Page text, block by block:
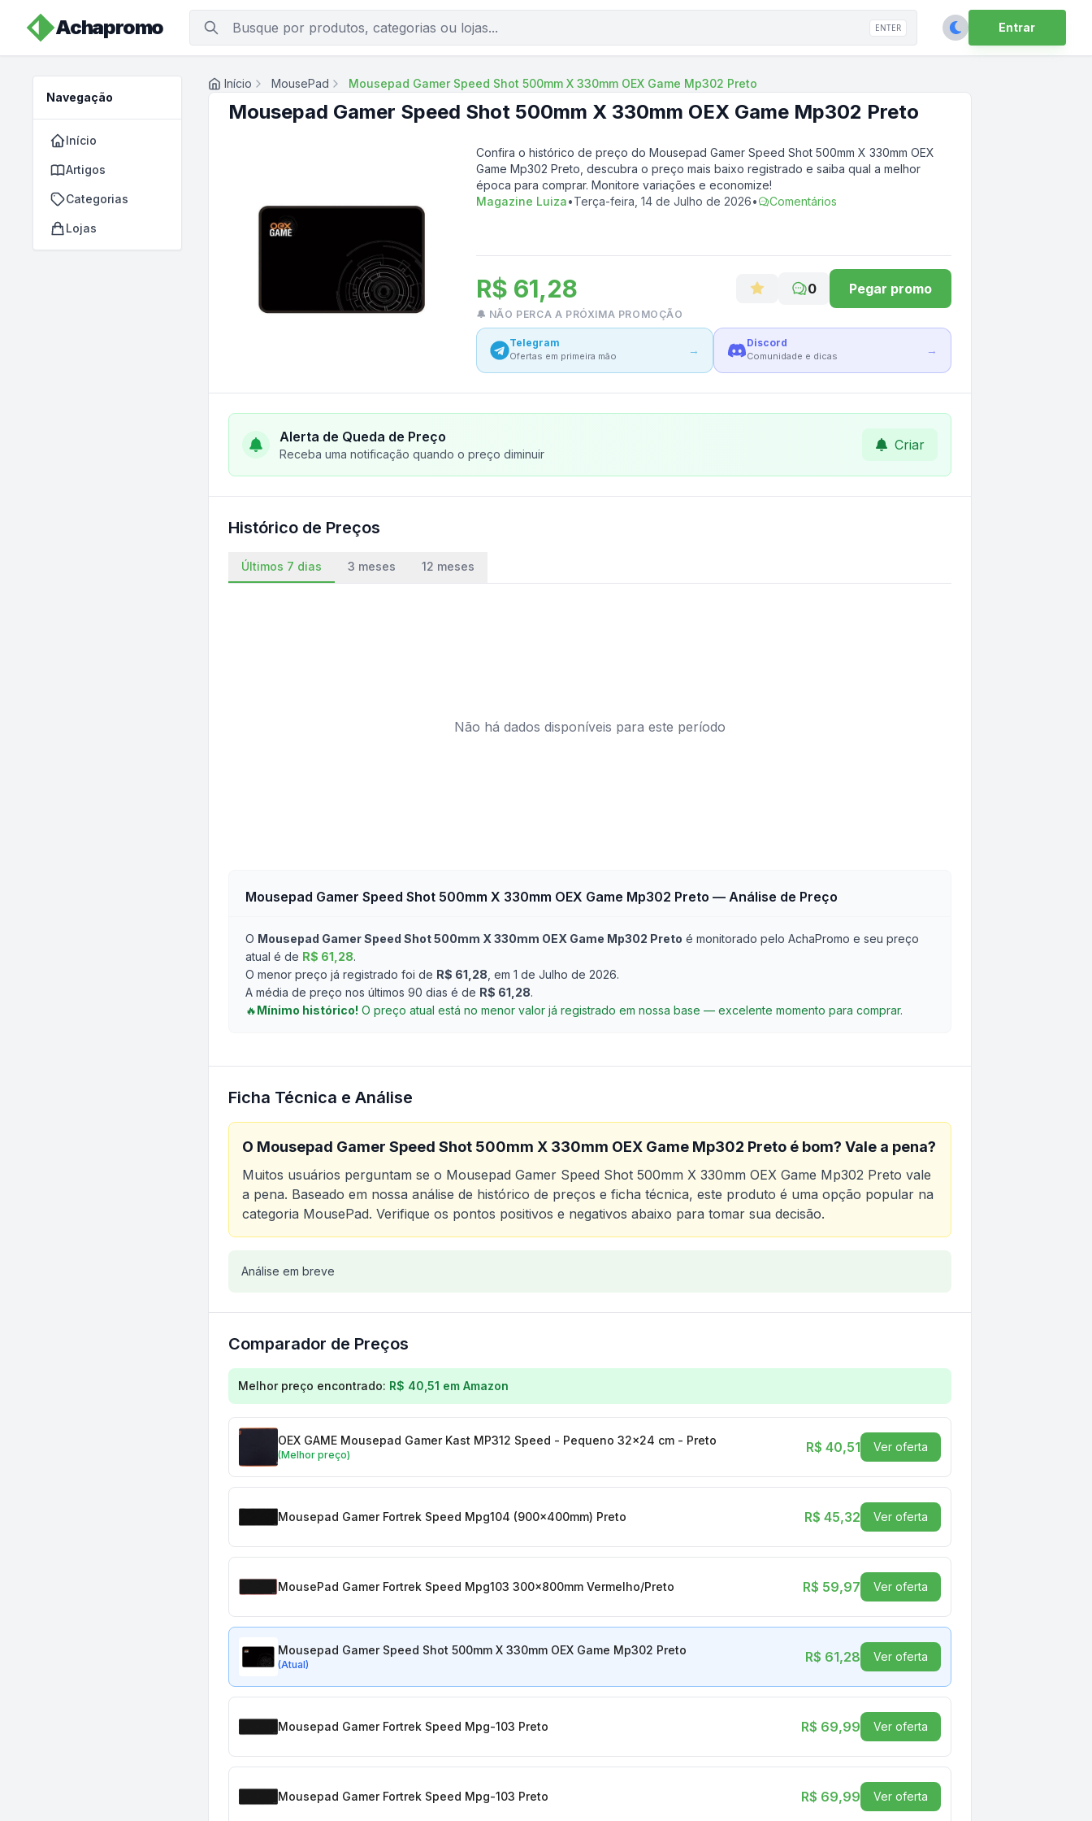
Achapromo ENTER Entrar
Navegação
Início
Artigos
Categorias
Lojas
Início MousePad Mousepad Gamer Speed Shot 500mm X 330mm OEX Game Mp302 Preto
Mousepad Gamer Speed Shot 500mm X 330mm OEX Game Mp302 Preto
Confira o histórico de preço do Mousepad Gamer Speed Shot 500mm X 330mm OEX
Game Mp302 Preto , descubra o preço mais baixo registrado e saiba qual a melhor
época para comprar. Monitore variações e economize!
Magazine Luiza•Terça-feira, 14 de Julho de 2026• Comentários
R$ 61,28 0 Pegar promo
🔔 NÃO PERCA A PRÓXIMA PROMOÇÃO
Telegram
Ofertas em primeira mão →
Discord
Comunidade e dicas →
Alerta de Queda de Preço
Receba uma notificação quando o preço diminuir
Criar
Histórico de Preços
Últimos 7 dias 3 meses 12 meses
Não há dados disponíveis para este período
Mousepad Gamer Speed Shot 500mm X 330mm OEX Game Mp302 Preto — Análise de Preço
O Mousepad Gamer Speed Shot 500mm X 330mm OEX Game Mp302 Preto é monitorado pelo AchaPromo e seu preço
atual é de R$ 61,28.
O menor preço já registrado foi de R$ 61,28 , em 1 de Julho de 2026.
A média de preço nos últimos 90 dias é de R$ 61,28.
🔥Mínimo histórico! O preço atual está no menor valor já registrado em nossa base — excelente momento para comprar.
Ficha Técnica e Análise
O Mousepad Gamer Speed Shot 500mm X 330mm OEX Game Mp302 Preto é bom? Vale a pena?
Muitos usuários perguntam se o Mousepad Gamer Speed Shot 500mm X 330mm OEX Game Mp302 Preto vale
a pena. Baseado em nossa análise de histórico de preços e ficha técnica, este produto é uma opção popular na
categoria MousePad. Verifique os pontos positivos e negativos abaixo para tomar sua decisão.
Análise do produto
Análise em breve
Comparador de Preços
Comparação de preços para
Melhor preço encontrado: R$ 40,51 em Amazon
OEX GAME Mousepad Gamer Kast MP312 Speed - Pequeno 32x24 cm - Preto
(Melhor preço) R$ 40,51 Ver oferta
Mousepad Gamer Fortrek Speed Mpg104 (900x400mm) Preto R$ 45,32 Ver oferta
MousePad Gamer Fortrek Speed Mpg103 300x800mm Vermelho/Preto R$ 59,97 Ver oferta
Mousepad Gamer Speed Shot 500mm X 330mm OEX Game Mp302 Preto
(Atual) R$ 61,28 Ver oferta
Mousepad Gamer Fortrek Speed Mpg-103 Preto R$ 69,99 Ver oferta
Mousepad Gamer Fortrek Speed Mpg-103 Preto R$ 69,99 Ver oferta